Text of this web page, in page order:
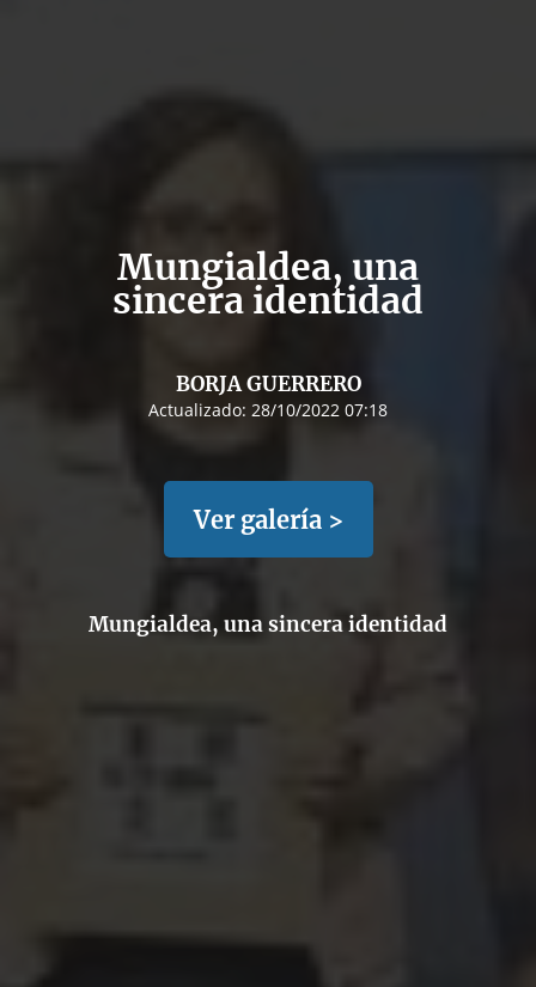
Mungialdea, una
sincera identidad
BORJA GUERRERO
Actualizado: 28/10/2022 07:18
Ver galería >
Mungialdea, una sincera identidad